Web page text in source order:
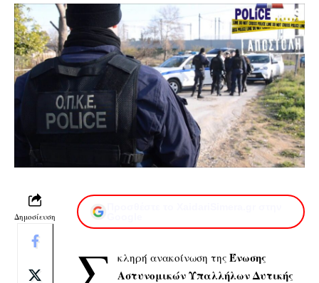
Δημοσίευση
κληρή ανακοίνωση της Ένωσης
Αστυνομικών Υπαλλήλων Δυτικής